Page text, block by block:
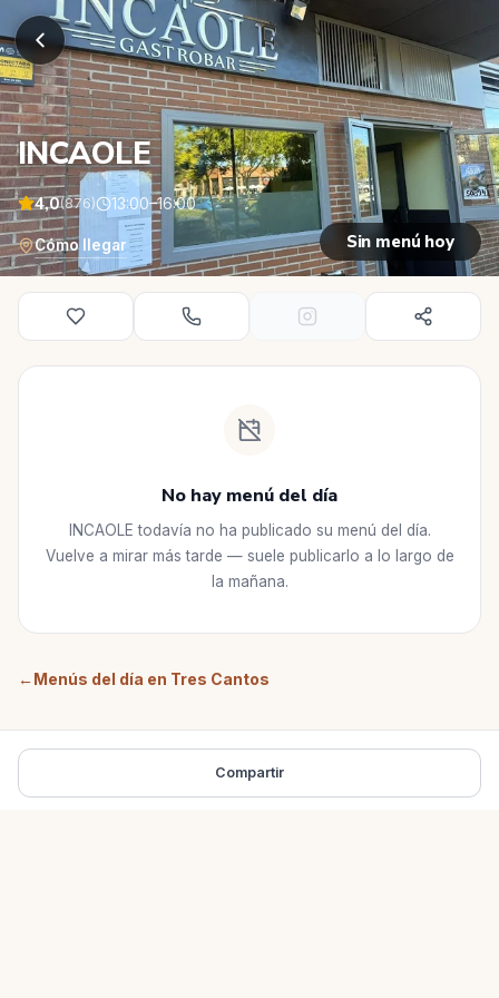
INCAOLE
4,0(876) 13:00–16:00
Cómo llegar(se abre en una pestaña nueva)Sin menú hoy
No hay menú del día
INCAOLE todavía no ha publicado su menú del día.
Vuelve a mirar más tarde — suele publicarlo a lo largo de
la mañana.
←Menús del día en Tres Cantos
Compartir